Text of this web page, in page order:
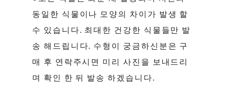
동일한 식물이나 모양의 차이가 발생 할
수 있습니다. 최대한 건강한 식물들만 발
송 해드립니다. 수형이 궁금하신분은 구
매 후 연락주시면 미리 사진을 보내드리
며 확인 한 뒤 발송 하겠습니다.